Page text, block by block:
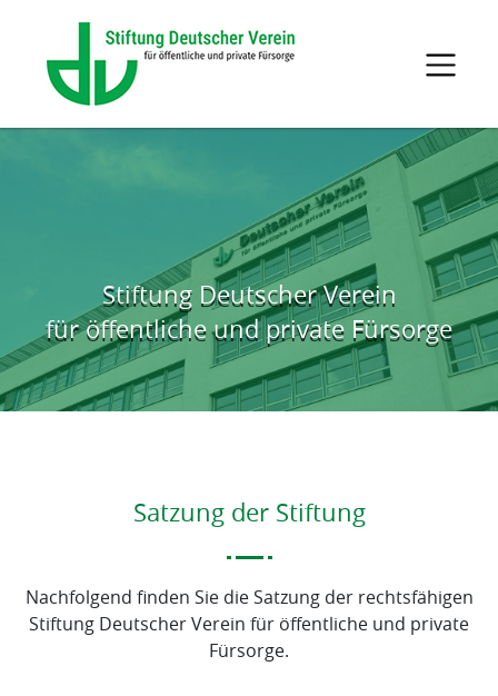
Direkt zum Hauptinhalt springen
Stiftung Deutscher Verein
für öffentliche und private Fürsorge
Satzung der Stiftung
Nachfolgend finden Sie die Satzung der rechtsfähigen
Stiftung Deutscher Verein für öffentliche und private
Fürsorge.